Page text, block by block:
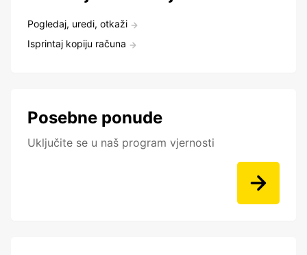
Pogledaj, uredi, otkaži
Isprintaj kopiju računa
Posebne ponude
Uključite se u naš program vjernosti